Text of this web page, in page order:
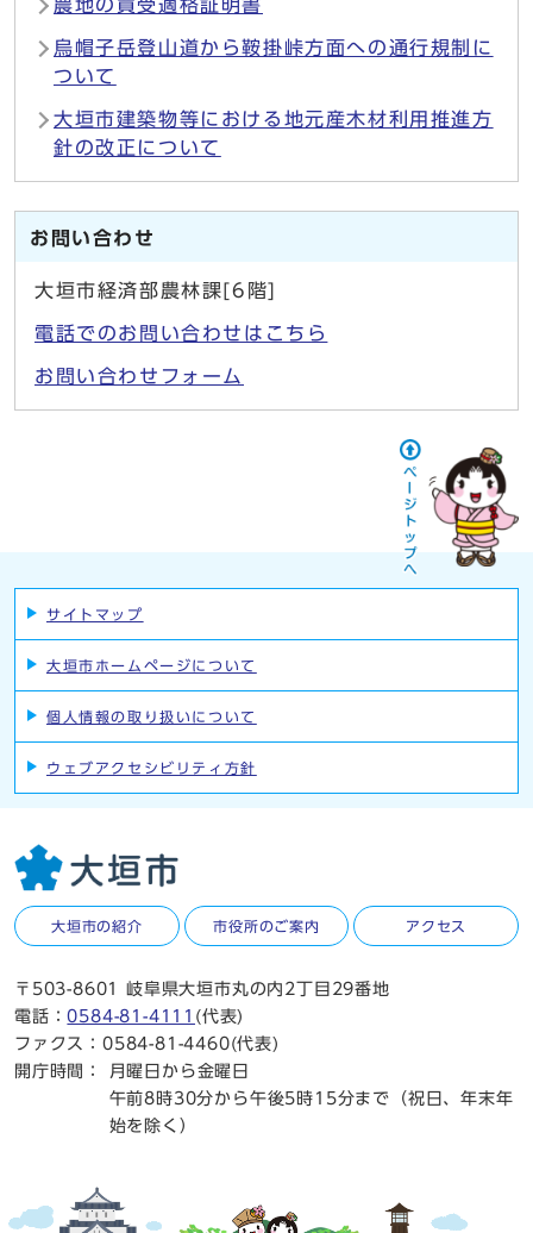
農地の買受適格証明書
烏帽子岳登山道から鞍掛峠方面への通行規制に
ついて
大垣市建築物等における地元産木材利用推進方
針の改正について
お問い合わせ
大垣市経済部農林課[6階]
電話でのお問い合わせはこちら
お問い合わせフォーム
サイトマップ
大垣市ホームページについて
個人情報の取り扱いについて
ウェブアクセシビリティ方針
大垣市の紹介 市役所のご案内 アクセス
〒503-8601 岐阜県大垣市丸の内2丁目29番地
電話：0584-81-4111 (代表)
ファクス：0584-81-4460(代表)
開庁時間：
月曜日から金曜日
午前8時30分から午後5時15分まで（祝日、年末年
始を除く）